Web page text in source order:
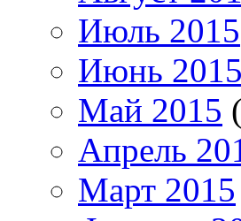
Июль 2015
Июнь 2015
Май 2015
Апрель
Март 2015